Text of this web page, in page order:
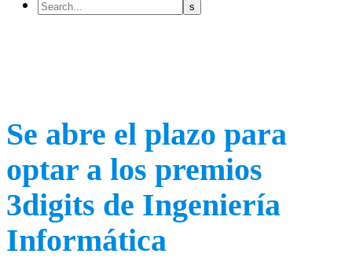
Se abre el plazo para
optar a los premios
3digits de Ingeniería
Informática